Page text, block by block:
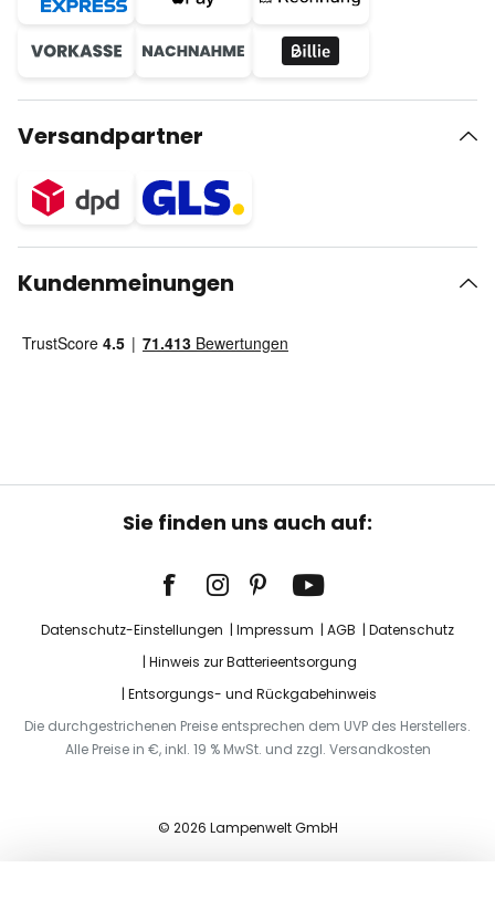
Versandpartner
Kundenmeinungen
Sie finden uns auch auf:
Datenschutz-Einstellungen Impressum AGB
Datenschutz
Hinweis zur Batterieentsorgung
Entsorgungs- und Rückgabehinweis
Die durchgestrichenen Preise entsprechen dem UVP des Herstellers.
Alle Preise in €, inkl. 19 % MwSt. und zzgl. Versandkosten
© 2026 Lampenwelt GmbH